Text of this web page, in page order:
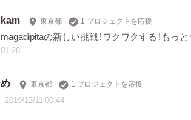
kam 東京都 1 プロジェクトを応援
magadipitaの新しい挑戦！ワクワクする！もっ
01:28
め 東京都 1 プロジェクトを応援
2019/12/11 00:44